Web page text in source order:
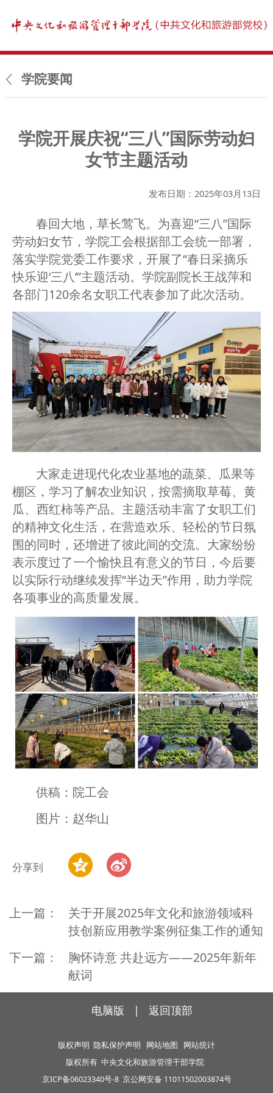
学院要闻
学院开展庆祝“三八”国际劳动妇
女节主题活动
发布日期：2025年03月13日
春回大地，草长莺飞。为喜迎“三八”国际
劳动妇女节，学院工会根据部工会统一部署，
落实学院党委工作要求，开展了“春日采摘乐
快乐迎‘三八’”主题活动。学院副院长王战萍和
各部门120余名女职工代表参加了此次活动。
大家走进现代化农业基地的蔬菜、瓜果等
棚区，学习了解农业知识，按需摘取草莓、黄
瓜、西红柿等产品。主题活动丰富了女职工们
的精神文化生活，在营造欢乐、轻松的节日氛
围的同时，还增进了彼此间的交流。大家纷纷
表示度过了一个愉快且有意义的节日，今后要
以实际行动继续发挥“半边天”作用，助力学院
各项事业的高质量发展。
供稿：院工会
图片：赵华山
分享到
上一篇：
关于开展2025年文化和旅游领域科
技创新应用教学案例征集工作的通知
下一篇：
胸怀诗意 共赴远方——2025年新年
献词
电脑版 | 返回顶部
版权声明 隐私保护声明 网站地图
网站统计
版权所有 中央文化和旅游管理干部学院
京ICP备06023340号-8 京公网安备 11011502003874号